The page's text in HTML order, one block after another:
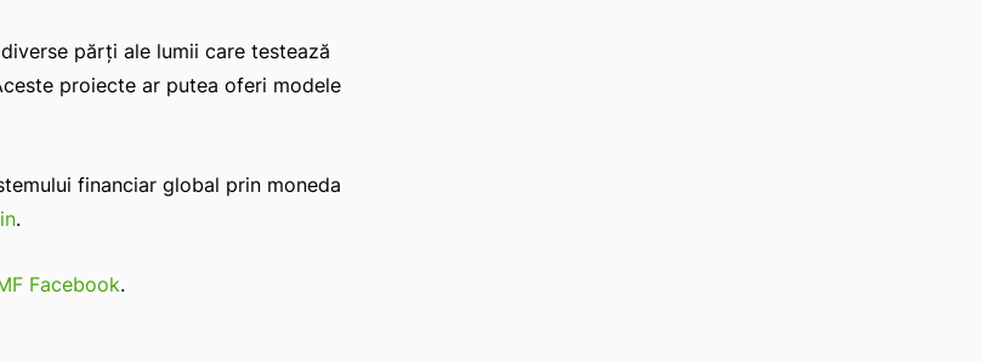
părți ale lumii care testează
proiecte ar putea oferi modele
financiar global prin moneda
.
Facebook.